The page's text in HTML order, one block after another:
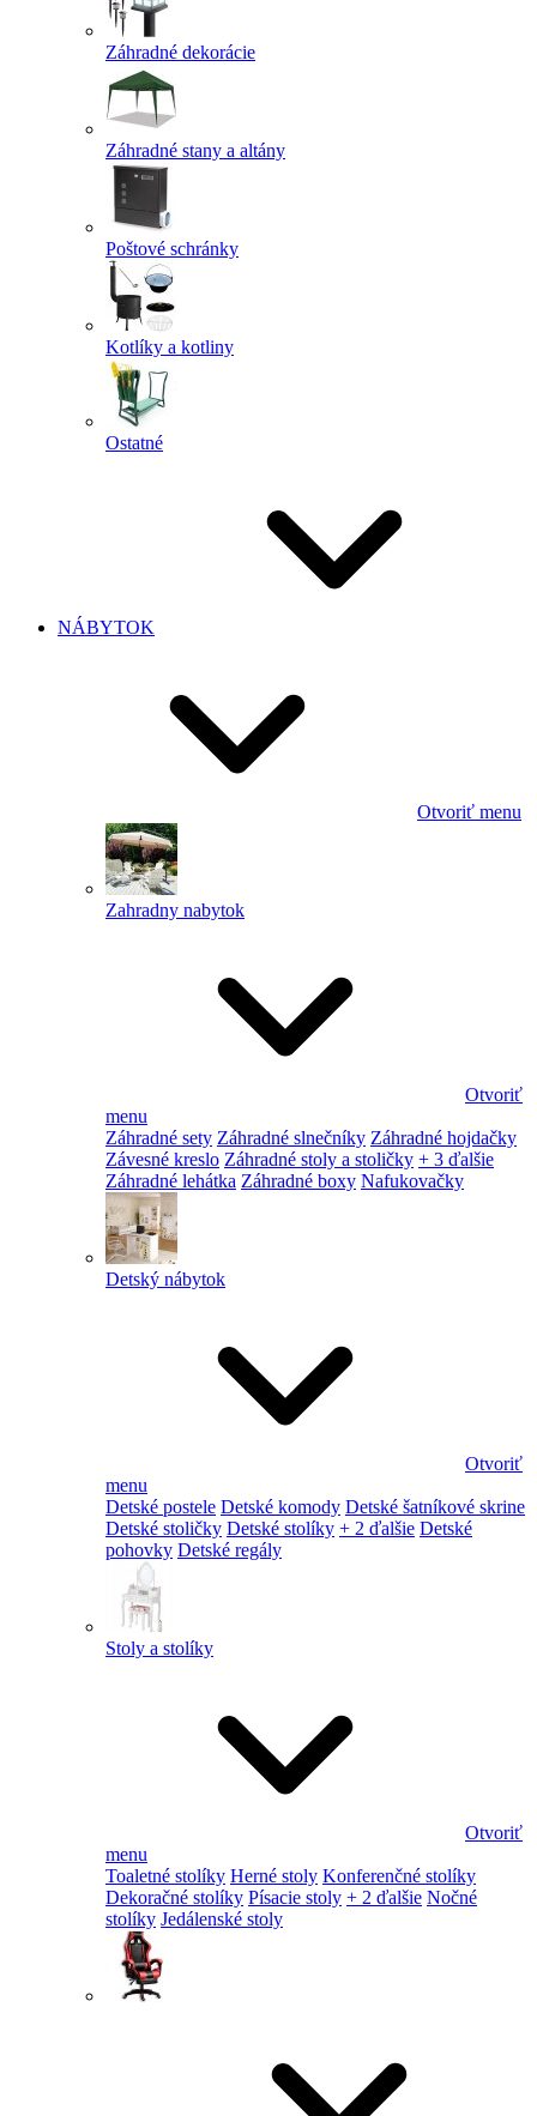
Záhradné dekorácie
Záhradné stany a altány
Poštové schránky
Kotlíky a kotliny
Ostatné
NÁBYTOK
Otvoriť menu
Zahradny nabytok
Otvoriť
menu
Záhradné sety Záhradné slnečníky Záhradné hojdačky
Závesné kreslo Záhradné stoly a stoličky + 3 ďalšie
Záhradné lehátka Záhradné boxy Nafukovačky
Detský nábytok
Otvoriť
menu
Detské postele Detské komody Detské šatníkové skrine
Detské stoličky Detské stolíky + 2 ďalšie Detské
pohovky Detské regály
Stoly a stolíky
Otvoriť
menu
Toaletné stolíky Herné stoly Konferenčné stolíky
Dekoračné stolíky Písacie stoly + 2 ďalšie Nočné
stolíky Jedálenské stoly